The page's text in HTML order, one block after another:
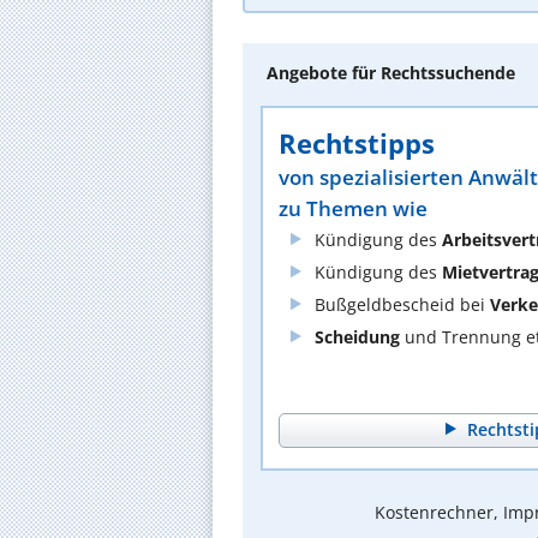
Angebote für Rechtssuchende
Rechtstipps
von spezialisierten
zu Themen wie
Kündigung des
Kündigung des
Bußgeldbescheid bei
Scheidung und Trennung
Kostenrechner,